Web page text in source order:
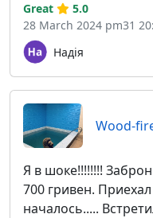
Надія
Great
5.0
28 March 2024 pm31
Wood-
Я в шоке!!!!!!!!
700 гривен.
началось.....